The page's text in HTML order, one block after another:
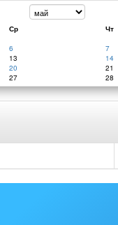
Ср
Чт
6
7
13
14
20
21
27 28